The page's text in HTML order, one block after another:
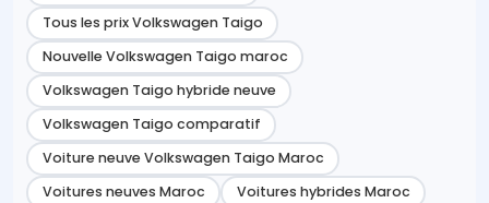
Tous les prix Volkswagen Taigo
Nouvelle Volkswagen Taigo maroc
Volkswagen Taigo hybride neuve
Volkswagen Taigo comparatif
Voiture neuve Volkswagen Taigo Maroc
Voitures neuves Maroc
Voitures hybrides Maroc